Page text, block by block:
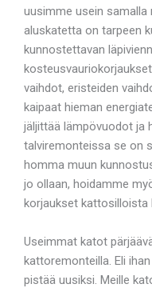
uusimme usein
aluskatetta on tarpeen
kunnostettavan
vaihdot, eristeiden
kaipaat hieman
jäljittää lämpövuodot ja
talviremonteissa se on
homma muun
jo ollaan, hoidamme
korjaukset kattosilloista
Useimmat katot
kattoremonteilla. Eli
pistää uusiksi. Meille